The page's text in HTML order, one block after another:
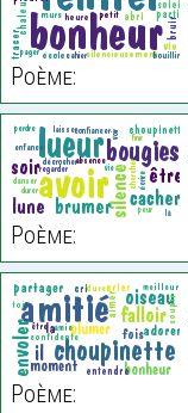
Poème:
Poème:
Poème: